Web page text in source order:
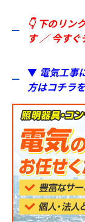
👇 下のリン
す ／ 今すぐ
▼ 電気工事
方はコチラ